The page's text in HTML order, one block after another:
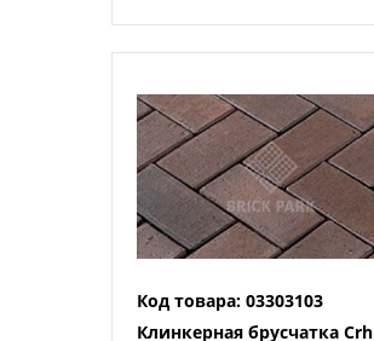
Код товара: 03303103
Клинкерная брусчатка Crh